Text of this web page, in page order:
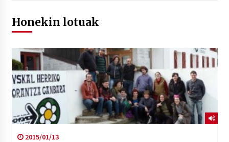
Honekin lotuak
2015/01/13